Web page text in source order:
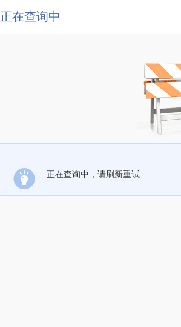
正在查询中
正在查询中，请刷新重试